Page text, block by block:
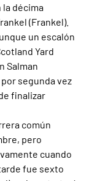
la décima
(Frankel).
un escalón
Yard
Salman
segunda vez
finalizar
común
pero
cuando
fue sexto